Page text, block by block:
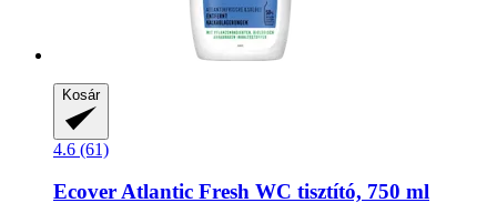
Kosár
4.6 (61)
EcoverAtlantic Fresh WC tisztító, 750 ml